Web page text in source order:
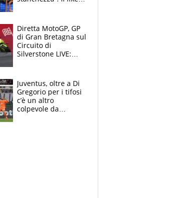
Diretta MotoGP, GP
di Gran Bretagna sul
Circuito di
Silverstone LIVE:
un Bezzecchi
stremato
Juventus, oltre a Di
Gregorio per i tifosi
c’è un altro
colpevole da